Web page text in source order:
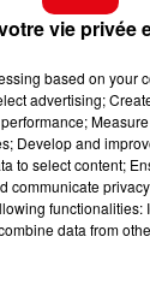
vous au0892
Site Officiel
jeu est
vie privée
based on your
advertising;
Develop and
to select content;
communicate
data from